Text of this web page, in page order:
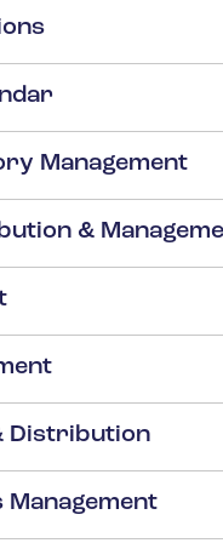
Management
&
Distribution
Management